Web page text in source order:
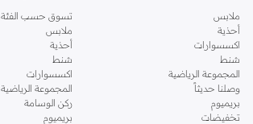
ملابس
أحذية
اكسسوارات
شنط
المجموعة الرياضية
وصلنا حديثاً
بريميوم
تخفيضات
تسوق حسب الفئة
ملابس
أحذية
شنط
اكسسوارات
المجموعة الرياضية
ركن الوسامة
بريميوم